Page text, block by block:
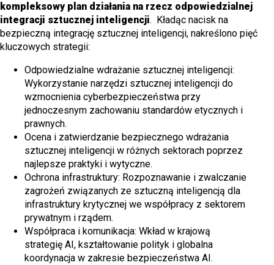
kompleksowy plan działania na rzecz odpowiedzialnej
integracji sztucznej inteligencji. Kładąc nacisk na
bezpieczną integrację sztucznej inteligencji, nakreślono pięć
kluczowych strategii:
Odpowiedzialne wdrażanie sztucznej inteligencji:
Wykorzystanie narzędzi sztucznej inteligencji do
wzmocnienia cyberbezpieczeństwa przy
jednoczesnym zachowaniu standardów etycznych i
prawnych.
Ocena i zatwierdzanie bezpiecznego wdrażania
sztucznej inteligencji w różnych sektorach poprzez
najlepsze praktyki i wytyczne.
Ochrona infrastruktury: Rozpoznawanie i zwalczanie
zagrożeń związanych ze sztuczną inteligencją dla
infrastruktury krytycznej we współpracy z sektorem
prywatnym i rządem.
Współpraca i komunikacja: Wkład w krajową
strategię AI, kształtowanie polityk i globalna
koordynacja w zakresie bezpieczeństwa AI.